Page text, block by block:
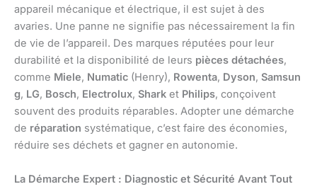
appareil mécanique et électrique, il est sujet à des
avaries. Une panne ne signifie pas nécessairement la fin
de vie de l’appareil. Des marques réputées pour leur
durabilité et la disponibilité de leurs pièces détachées,
comme Miele, Numatic (Henry), Rowenta, Dyson, Samsun
g, LG, Bosch, Electrolux, Shark et Philips, conçoivent
souvent des produits réparables. Adopter une démarche
de réparation systématique, c’est faire des économies,
réduire ses déchets et gagner en autonomie.
La Démarche Expert : Diagnostic et Sécurité Avant Tout